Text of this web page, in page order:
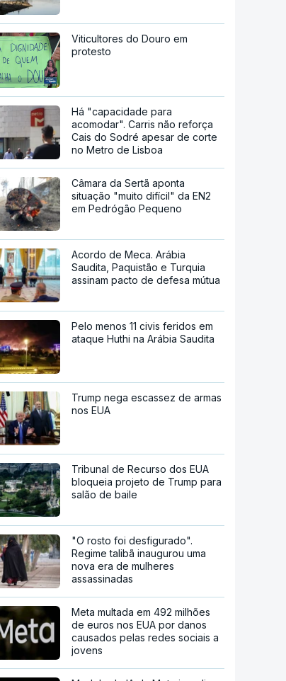
Viticultores do Douro em
protesto
Há "capacidade para
acomodar". Carris não reforça
Cais do Sodré apesar de corte
no Metro de Lisboa
Câmara da Sertã aponta
situação "muito difícil" da EN2
em Pedrógão Pequeno
Acordo de Meca. Arábia
Saudita, Paquistão e Turquia
assinam pacto de defesa mútua
Pelo menos 11 civis feridos em
ataque Huthi na Arábia Saudita
Trump nega escassez de armas
nos EUA
Tribunal de Recurso dos EUA
bloqueia projeto de Trump para
salão de baile
"O rosto foi desfigurado".
Regime talibã inaugurou uma
nova era de mulheres
assassinadas
Meta multada em 492 milhões
de euros nos EUA por danos
causados pelas redes sociais a
jovens